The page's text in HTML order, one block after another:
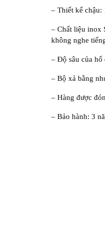
– Thiết kế chậu:
– Chất liệu inox
không nghe
– Độ sâu của hố
– Bộ xả bằng
– Hàng được
– Bảo hành: 3